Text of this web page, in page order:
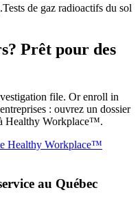
Tests de gaz radioactifs du sol
Prêt pour des
file. Or enroll in
: ouvrez un dossier
Healthy Workplace™.
Healthy Workplace™
au Québec